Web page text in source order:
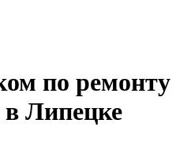
по ремонту
в Липецке